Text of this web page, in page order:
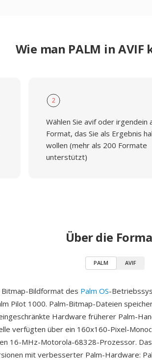
Wie man PALM in
2
Wählen Sie avif oder irgendein
Format, das Sie als Ergebnis
wollen (mehr als 200 Formate
unterstützt)
Über die
PALM AVIF
Bitmap-Bildformat des Palm OS-
Pilot 1000. Palm-Bitmap-Dateien
Hardware früherer Palm-
verfügten über ein 160x160-Pixel-
16-MHz-Motorola-68328-Prozessor.
mit verbesserter Palm-Hardware: